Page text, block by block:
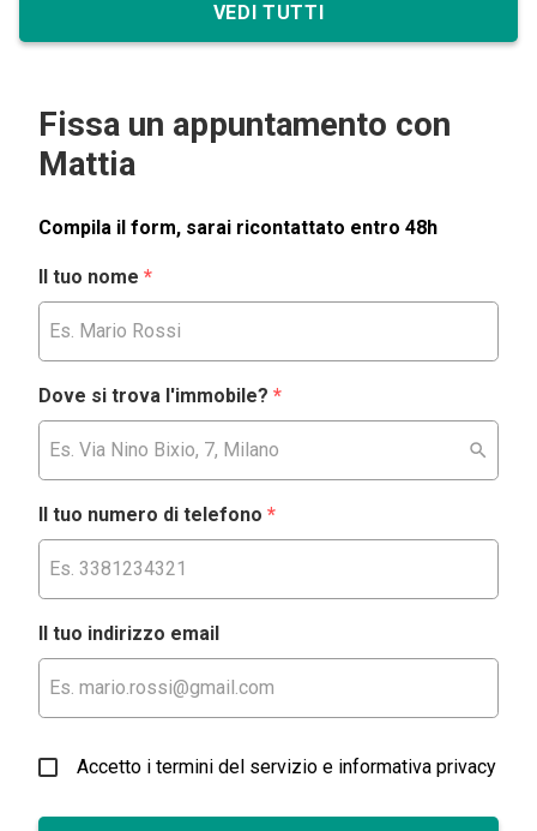
VEDI TUTTI
Fissa un appuntamento con
Mattia
Compila il form, sarai ricontattato entro 48h
Il tuo nome *
Dove si trova l'immobile? *
Il tuo numero di telefono *
Il tuo indirizzo email
Accetto i termini del servizio e informativa privacy